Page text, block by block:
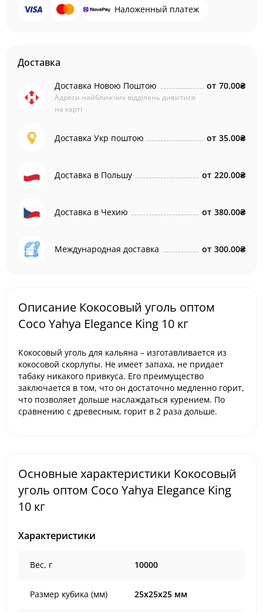
Наложенный платеж
Доставка
Доставка Новою Поштою
Адреси найближчих відділень дивитися
на карті
от 70.00₴
Доставка Укр поштою от 35.00₴
Доставка в Польшу от 220.00₴
Доставка в Чехию от 380.00₴
Международная доставка от 300.00₴
Описание Кокосовый уголь оптом
Coco Yahya Elegance King 10 кг
Кокосовый уголь для кальяна – изготавливается из
кокосовой скорлупы. Не имеет запаха, не придает
табаку никакого привкуса. Его преимущество
заключается в том, что он достаточно медленно горит,
что позволяет дольше наслаждаться курением. По
сравнению с древесным, горит в 2 раза дольше.
Основные характеристики Кокосовый
уголь оптом Coco Yahya Elegance King
10 кг
Характеристики
Вес, г 10000
Размер кубика (мм) 25х25х25 мм